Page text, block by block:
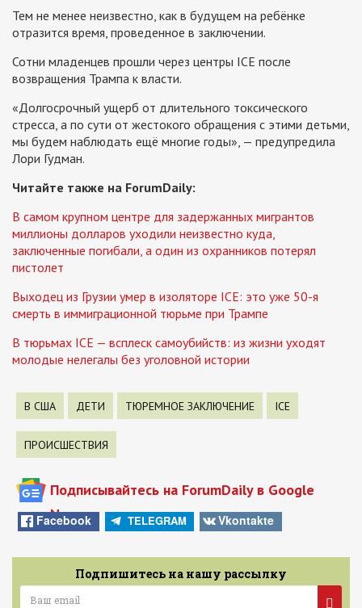
Тем не менее неизвестно, как в будущем на ребёнке
отразится время, проведенное в заключении.
Сотни младенцев прошли через центры ICE после
возвращения Трампа к власти.
«Долгосрочный ущерб от длительного токсического
стресса, а по сути от жестокого обращения с этими детьми,
мы будем наблюдать ещё многие годы», — предупредила
Лори Гудман.
Читайте также на ForumDaily:
В самом крупном центре для задержанных мигрантов
миллионы долларов уходили неизвестно куда,
заключенные погибали, а один из охранников потерял
пистолет
Выходец из Грузии умер в изоляторе ICE: это уже 50-я
смерть в иммиграционной тюрьме при Трампе
В тюрьмах ICE — всплеск самоубийств: из жизни уходят
молодые нелегалы без уголовной истории
В США ДЕТИ ТЮРЕМНОЕ ЗАКЛЮЧЕНИЕ ICE
ПРОИСШЕСТВИЯ
Подписывайтесь на ForumDaily в Google
News
Facebook TELEGRAM Vkontakte
Подпишитесь на нашу рассылку